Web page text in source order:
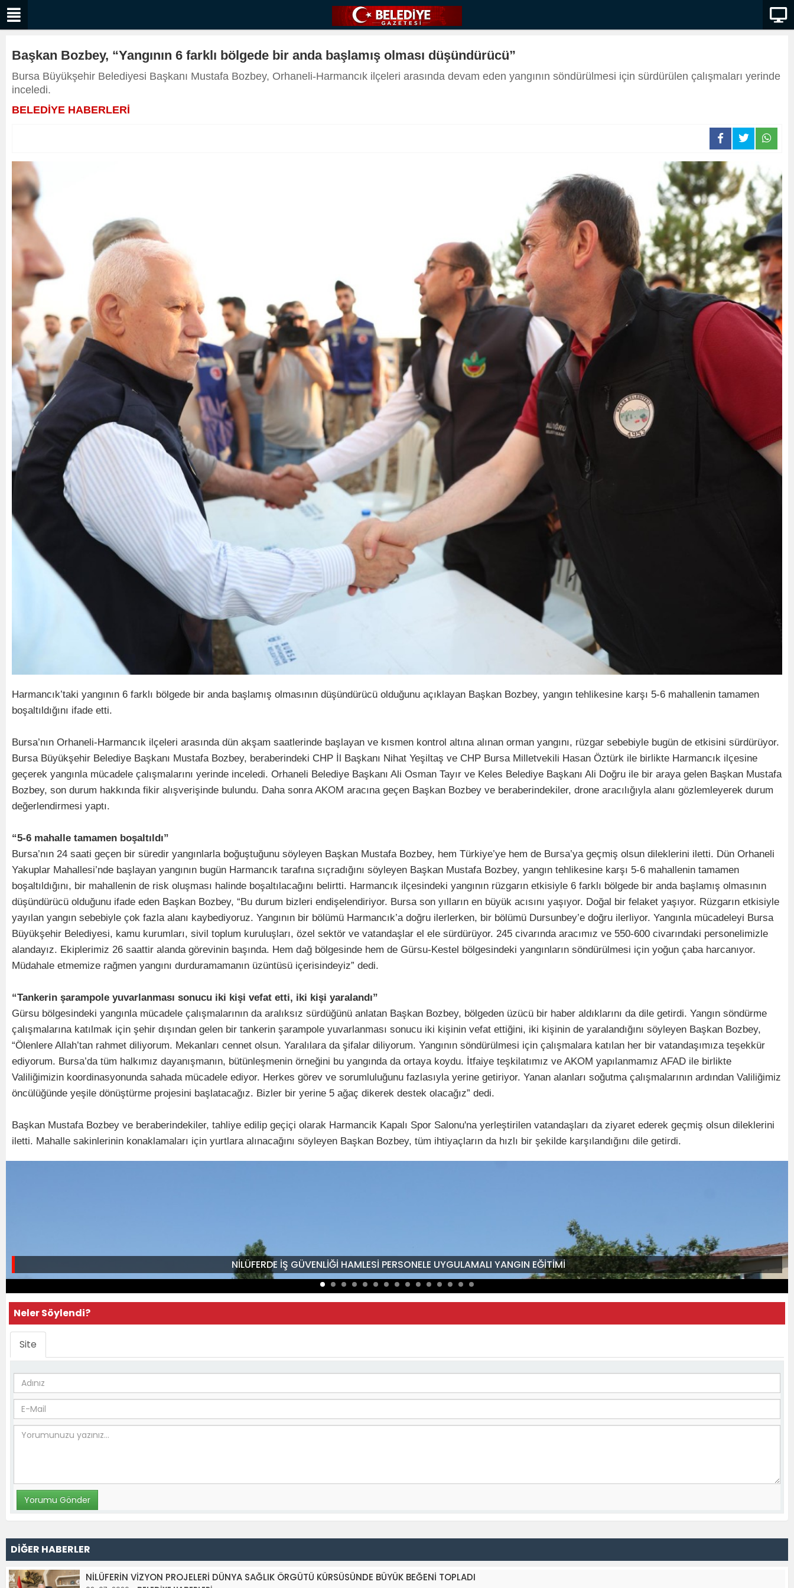
Başkan Bozbey, “Yangının 6 farklı bölgede bir anda başlamış olması düşündürücü”
Bursa Büyükşehir Belediyesi Başkanı Mustafa Bozbey, Orhaneli-Harmancık ilçeleri arasında devam eden yangının söndürülmesi için sürdürülen çalışmaları yerinde
inceledi.
BELEDİYE HABERLERİ
Harmancık’taki yangının 6 farklı bölgede bir anda başlamış olmasının düşündürücü olduğunu açıklayan Başkan Bozbey, yangın tehlikesine karşı 5-6 mahallenin tamamen
boşaltıldığını ifade etti.
Bursa’nın Orhaneli-Harmancık ilçeleri arasında dün akşam saatlerinde başlayan ve kısmen kontrol altına alınan orman yangını, rüzgar sebebiyle bugün de etkisini sürdürüyor.
Bursa Büyükşehir Belediye Başkanı Mustafa Bozbey, beraberindeki CHP İl Başkanı Nihat Yeşiltaş ve CHP Bursa Milletvekili Hasan Öztürk ile birlikte Harmancık ilçesine
geçerek yangınla mücadele çalışmalarını yerinde inceledi. Orhaneli Belediye Başkanı Ali Osman Tayır ve Keles Belediye Başkanı Ali Doğru ile bir araya gelen Başkan Mustafa
Bozbey, son durum hakkında fikir alışverişinde bulundu. Daha sonra AKOM aracına geçen Başkan Bozbey ve beraberindekiler, drone aracılığıyla alanı gözlemleyerek durum
değerlendirmesi yaptı.
“5-6 mahalle tamamen boşaltıldı”
Bursa’nın 24 saati geçen bir süredir yangınlarla boğuştuğunu söyleyen Başkan Mustafa Bozbey, hem Türkiye’ye hem de Bursa’ya geçmiş olsun dileklerini iletti. Dün Orhaneli
Yakuplar Mahallesi’nde başlayan yangının bugün Harmancık tarafına sıçradığını söyleyen Başkan Mustafa Bozbey, yangın tehlikesine karşı 5-6 mahallenin tamamen
boşaltıldığını, bir mahallenin de risk oluşması halinde boşaltılacağını belirtti. Harmancık ilçesindeki yangının rüzgarın etkisiyle 6 farklı bölgede bir anda başlamış olmasının
düşündürücü olduğunu ifade eden Başkan Bozbey, “Bu durum bizleri endişelendiriyor. Bursa son yılların en büyük acısını yaşıyor. Doğal bir felaket yaşıyor. Rüzgarın etkisiyle
yayılan yangın sebebiyle çok fazla alanı kaybediyoruz. Yangının bir bölümü Harmancık’a doğru ilerlerken, bir bölümü Dursunbey’e doğru ilerliyor. Yangınla mücadeleyi Bursa
Büyükşehir Belediyesi, kamu kurumları, sivil toplum kuruluşları, özel sektör ve vatandaşlar el ele sürdürüyor. 245 civarında aracımız ve 550-600 civarındaki personelimizle
alandayız. Ekiplerimiz 26 saattir alanda görevinin başında. Hem dağ bölgesinde hem de Gürsu-Kestel bölgesindeki yangınların söndürülmesi için yoğun çaba harcanıyor.
Müdahale etmemize rağmen yangını durduramamanın üzüntüsü içerisindeyiz” dedi.
“Tankerin şarampole yuvarlanması sonucu iki kişi vefat etti, iki kişi yaralandı”
Gürsu bölgesindeki yangınla mücadele çalışmalarının da aralıksız sürdüğünü anlatan Başkan Bozbey, bölgeden üzücü bir haber aldıklarını da dile getirdi. Yangın söndürme
çalışmalarına katılmak için şehir dışından gelen bir tankerin şarampole yuvarlanması sonucu iki kişinin vefat ettiğini, iki kişinin de yaralandığını söyleyen Başkan Bozbey,
“Ölenlere Allah’tan rahmet diliyorum. Mekanları cennet olsun. Yaralılara da şifalar diliyorum. Yangının söndürülmesi için çalışmalara katılan her bir vatandaşımıza teşekkür
ediyorum. Bursa’da tüm halkımız dayanışmanın, bütünleşmenin örneğini bu yangında da ortaya koydu. İtfaiye teşkilatımız ve AKOM yapılanmamız AFAD ile birlikte
Valiliğimizin koordinasyonunda sahada mücadele ediyor. Herkes görev ve sorumluluğunu fazlasıyla yerine getiriyor. Yanan alanları soğutma çalışmalarının ardından Valiliğimiz
öncülüğünde yeşile dönüştürme projesini başlatacağız. Bizler bir yerine 5 ağaç dikerek destek olacağız” dedi.
Başkan Mustafa Bozbey ve beraberindekiler, tahliye edilip geçiçi olarak Harmancik Kapalı Spor Salonu'na yerleştirilen vatandaşları da ziyaret ederek geçmiş olsun dileklerini
iletti. Mahalle sakinlerinin konaklamaları için yurtlara alınacağını söyleyen Başkan Bozbey, tüm ihtiyaçların da hızlı bir şekilde karşılandığını dile getirdi.
NİLÜFERDE İŞ GÜVENLİĞİ HAMLESİ PERSONELE UYGULAMALI YANGIN EĞİTİMİ
Neler Söylendi?
Site
DİĞER HABERLER
NİLÜFERİN VİZYON PROJELERİ DÜNYA SAĞLIK ÖRGÜTÜ KÜRSÜSÜNDE BÜYÜK BEĞENİ TOPLADI